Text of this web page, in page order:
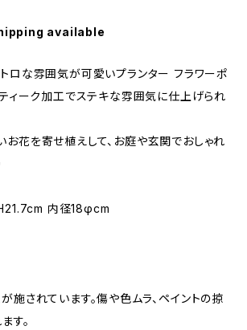
available
ロな雰囲気が可愛いプランター フラワーポ
ティーク加工でステキな雰囲気に仕上げられ
花を寄せ植えして、お庭や玄関でおしゃれ
内径18φcm
施されています。傷や色ムラ、ペイントの掠
す。